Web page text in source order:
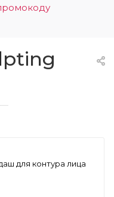
0
—
для контура лица